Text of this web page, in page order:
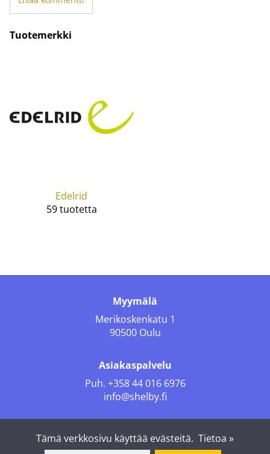
Tuotemerkki
Edelrid
59 tuotetta
Myymälä
Merikoskenkatu 1
90500 Oulu
Asiakaspalvelu
Puh. +358 44 016 6976
info@shelby.fi
Tämä verkkosivu käyttää evästeitä. Tietoa »